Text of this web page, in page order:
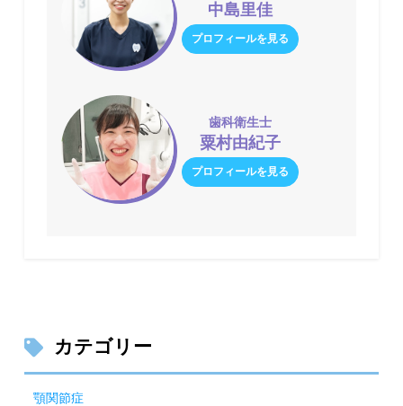
中島里佳
プロフィールを見る
歯科衛生士
粟村由紀子
プロフィールを見る
カテゴリー
顎関節症